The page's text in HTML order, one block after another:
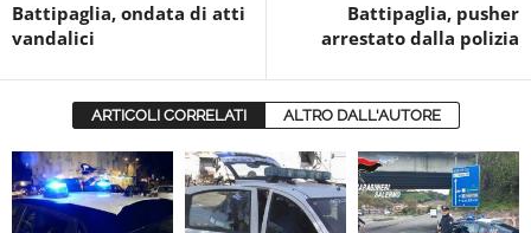
Battipaglia, ondata di atti
vandalici
Battipaglia, pusher
arrestato dalla polizia
ARTICOLI CORRELATI ALTRO DALL'AUTORE